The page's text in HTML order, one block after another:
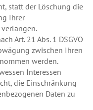
statt der Löschung die
Ihrer
Art. 21 Abs. 1 DSGVO
zwischen Ihren
werden.
Interessen
die Einschränkung
Daten zu